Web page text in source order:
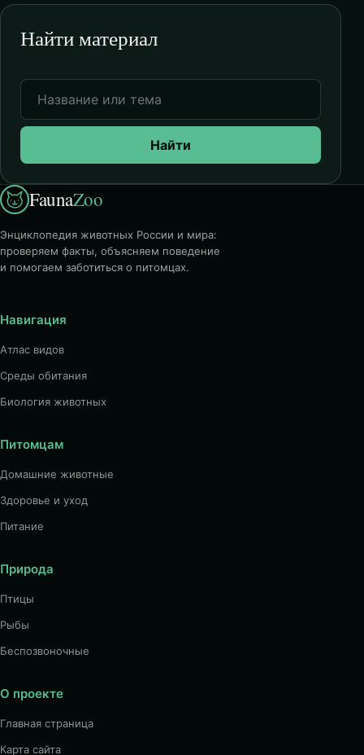
Найти материал
Найти
FaunaZoo
Энциклопедия животных России и мира:
проверяем факты, объясняем поведение
и помогаем заботиться о питомцах.
Навигация
Атлас видов
Среды обитания
Биология животных
Питомцам
Домашние животные
Здоровье и уход
Питание
Природа
Птицы
Рыбы
Беспозвоночные
О проекте
Главная страница
Карта сайта